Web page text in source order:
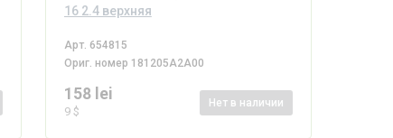
16 2.4 верхняя
Арт. 654815
Ориг. номер 181205A2A00
158 lei
9 $
Нет в наличии